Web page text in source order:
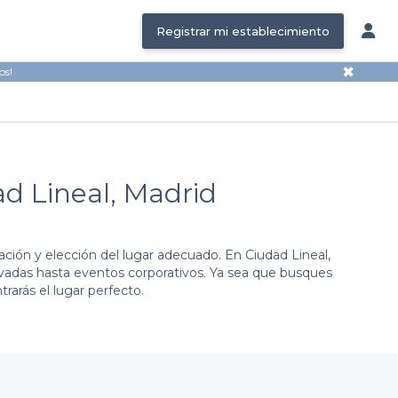
Registrar mi establecimiento
✖
Lineal, Madrid
y elección del lugar adecuado. En Ciudad Lineal,
hasta eventos corporativos. Ya sea que busques
el lugar perfecto.
y eficiente. Hemos seleccionado una gama
sino también una amplia gama de servicios